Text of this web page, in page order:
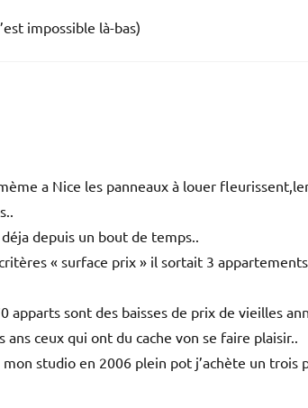
impossible là-bas)
a Nice les panneaux à louer
depuis un bout de temps..
« surface prix » il sortait 3
apparts sont des baisses de prix de vieilles
ceux qui ont du cache von se faire plaisir..
studio en 2006 plein pot j’achète un trois